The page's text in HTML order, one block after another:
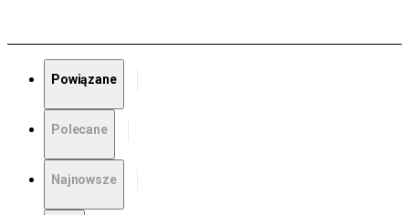
Powiązane
Polecane
Najnowsze